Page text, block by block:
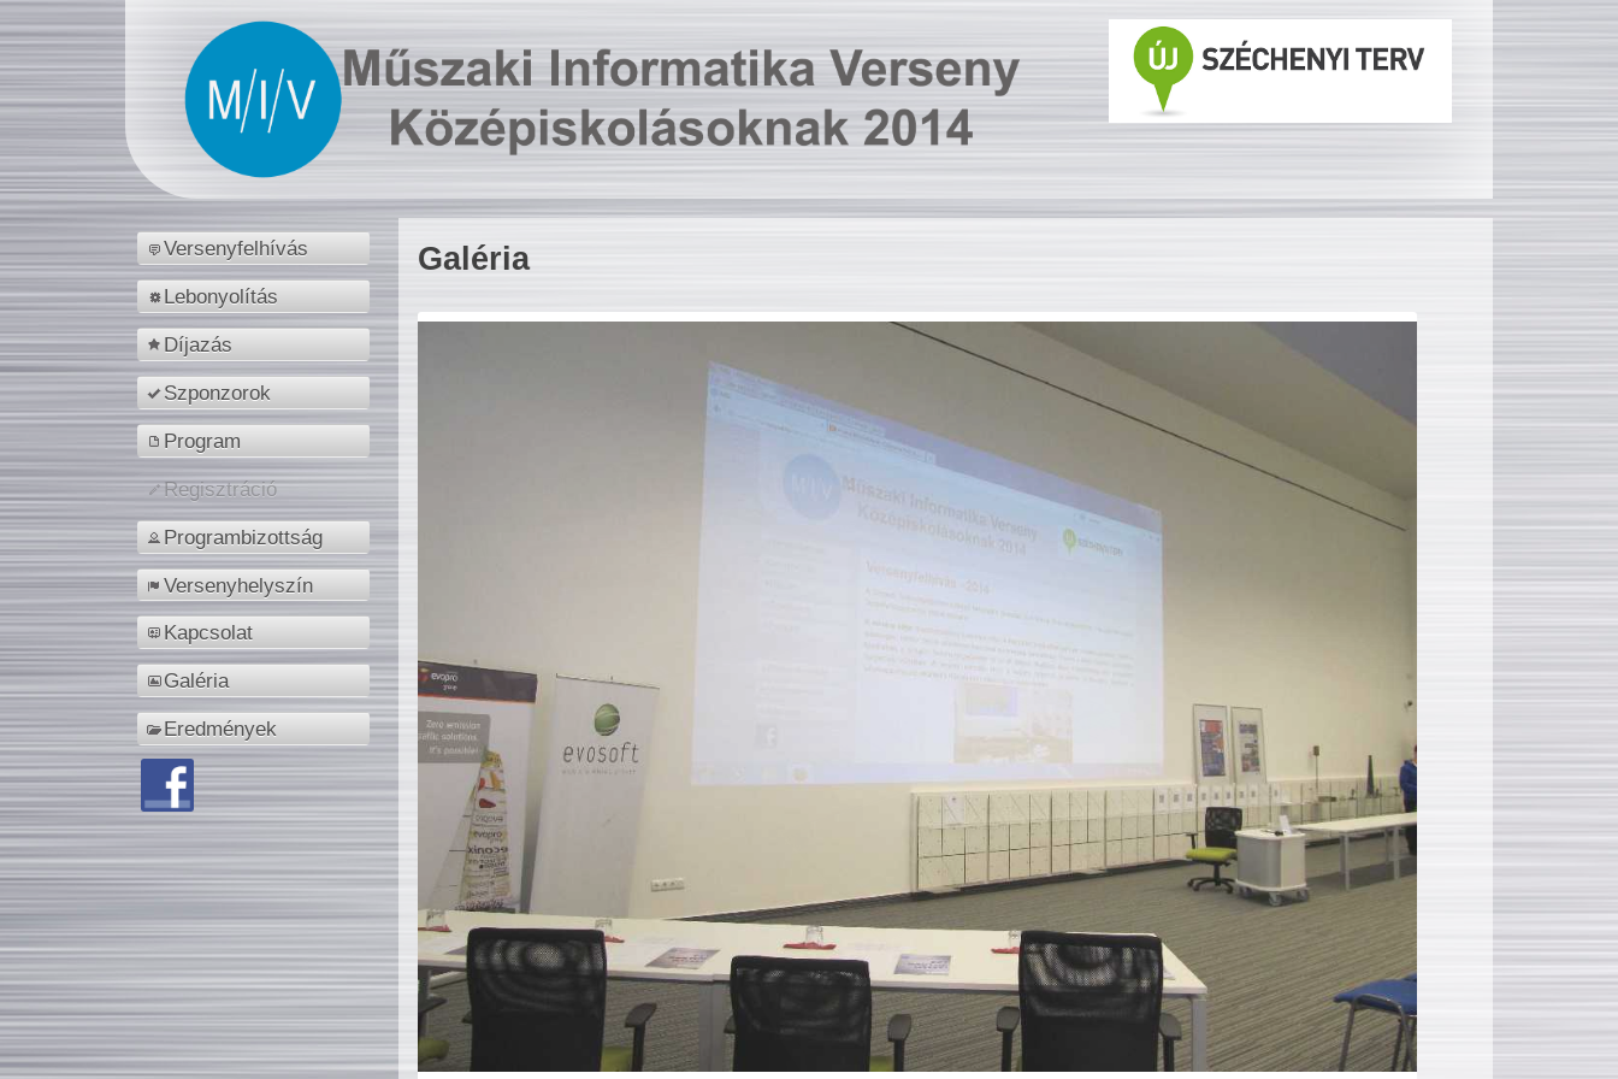
Versenyfelhívás
Lebonyolítás
Díjazás
Szponzorok
Program
Regisztráció
Programbizottság
Versenyhelyszín
Kapcsolat
Galéria
Eredmények
Galéria